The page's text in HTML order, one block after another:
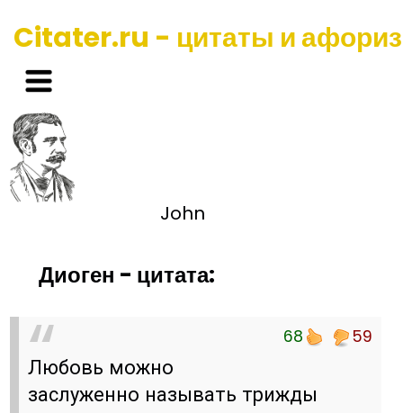
Citater.ru - цитаты и
John
Диоген - цитата:
68 59
Любовь можно
заслуженно называть трижды